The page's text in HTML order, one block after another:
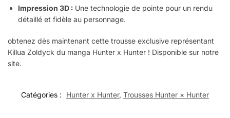
Impression 3D : Une technologie de pointe pour un rendu
détaillé et fidèle au personnage.
obtenez dès maintenant cette trousse exclusive représentant
Killua Zoldyck du manga Hunter x Hunter ! Disponible sur notre
site.
Catégories : Hunter x Hunter, Trousses Hunter × Hunter